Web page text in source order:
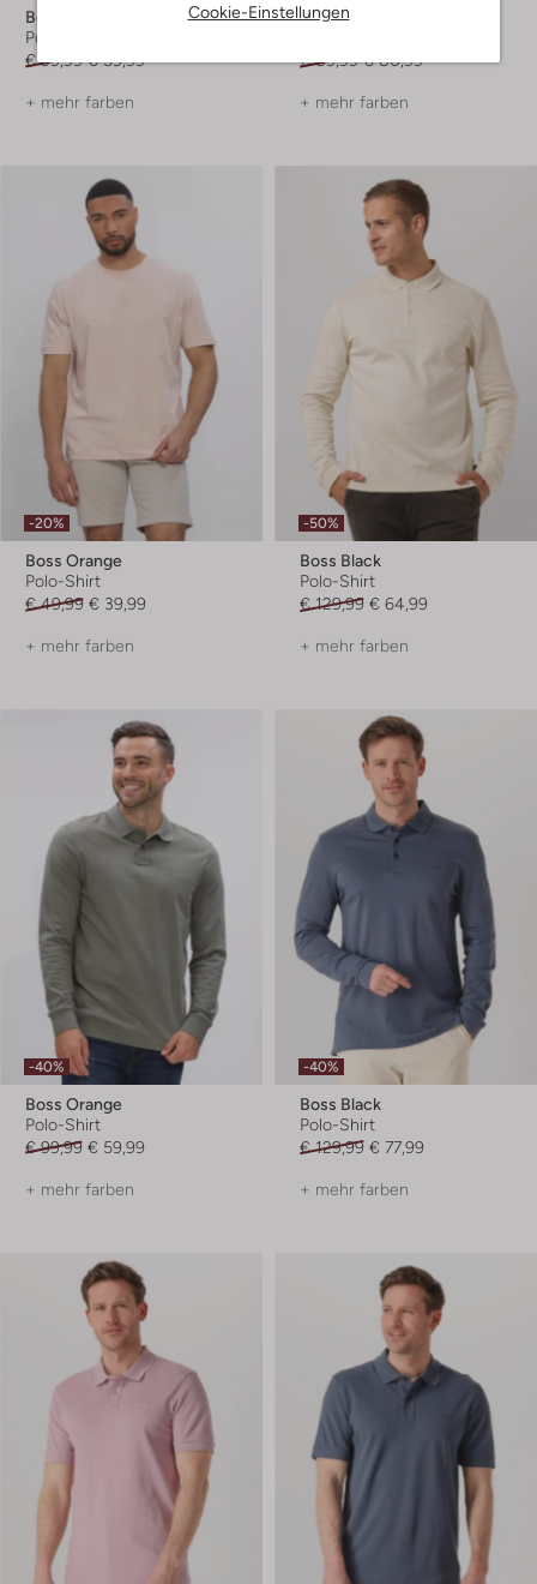
Cookie-Einstellungen
Boss Orange
Polo-Shirt
€ 99,99 € 59,99
+ mehr farben
Boss Orange
€ 89,99 € 80,99
+ mehr farben
-20%
Boss Orange
Polo-Shirt
€ 49,99 € 39,99
+ mehr farben
-50%
Boss Black
Polo-Shirt
€ 129,99 € 64,99
+ mehr farben
-40%
Boss Orange
Polo-Shirt
€ 99,99 € 59,99
+ mehr farben
-40%
Boss Black
Polo-Shirt
€ 129,99 € 77,99
+ mehr farben